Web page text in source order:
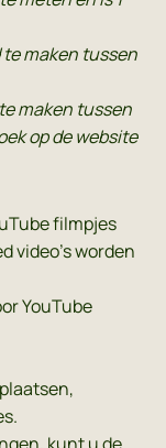
maken tussen
maken tussen
op de website
filmpjes
video’s worden
YouTube